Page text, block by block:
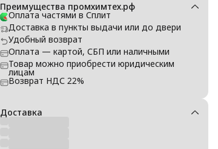
Преимущества промхимтех.рф
Оплата частями в Сплит
Доставка в пункты выдачи или до двери
Удобный возврат
Оплата — картой, СБП или наличными
Товар можно приобрести юридическим
лицам
Возврат НДС 22%
Доставка